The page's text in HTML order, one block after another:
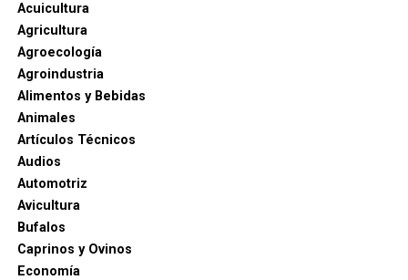
Acuicultura
Agricultura
Agroecología
Agroindustria
Alimentos y Bebidas
Animales
Artículos Técnicos
Audios
Automotriz
Avicultura
Bufalos
Caprinos y Ovinos
Economía